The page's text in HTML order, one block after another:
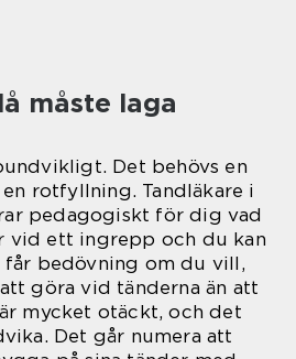
måste laga
Det behövs en
rotfyllning. Tandläkare i
pedagogiskt för dig vad
vid ett ingrepp och du kan
får bedövning om du vill,
göra vid tänderna än att
mycket otäckt, och det
Det går numera att